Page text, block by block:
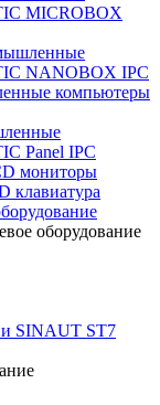
MICROBOX
NANOBOX IPC
компьютеры
Panel IPC
мониторы
клавиатура
оборудование
SINAUT ST7